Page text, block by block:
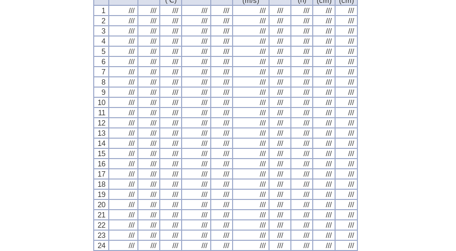
1
/// /// /// /// /// /// /// /// ///
///
2
/// /// /// /// /// /// /// /// ///
///
3
/// /// /// /// /// /// /// /// ///
///
4
/// /// /// /// /// /// /// /// ///
///
5
/// /// /// /// /// /// /// /// ///
///
6
/// /// /// /// /// /// /// /// ///
///
7
/// /// /// /// /// /// /// /// ///
///
8
/// /// /// /// /// /// /// /// ///
///
9
/// /// /// /// /// /// /// /// ///
///
10
/// /// /// /// /// /// /// /// ///
///
11
/// /// /// /// /// /// /// /// ///
///
12
/// /// /// /// /// /// /// /// ///
///
13
/// /// /// /// /// /// /// /// ///
///
14
/// /// /// /// /// /// /// /// ///
///
15
/// /// /// /// /// /// /// /// ///
///
16
/// /// /// /// /// /// /// /// ///
///
17
/// /// /// /// /// /// /// /// ///
///
18
/// /// /// /// /// /// /// /// ///
///
19
/// /// /// /// /// /// /// /// ///
///
20
/// /// /// /// /// /// /// /// ///
///
21
/// /// /// /// /// /// /// /// ///
///
22
/// /// /// /// /// /// /// /// ///
///
23
/// /// /// /// /// /// /// /// ///
///
24
/// /// /// /// /// /// /// /// /// ///